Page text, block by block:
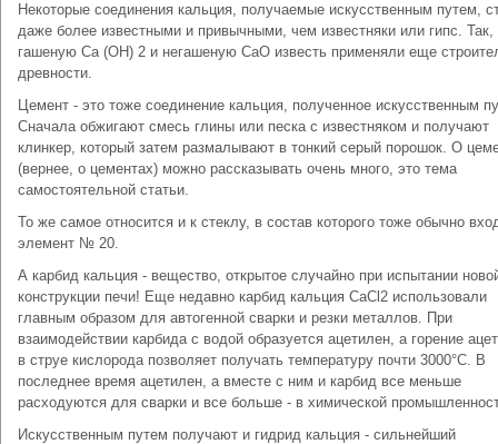
Некоторые соединения кальция, получаемые искусственным путем,
даже более известными и привычными, чем известняки или гипс. Так,
гашеную Са (OH) 2 и негашеную СаО известь применяли еще
древности.
Цемент - это тоже соединение кальция, полученное искусственным
Сначала обжигают смесь глины или песка с известняком и получают
клинкер, который затем размалывают в тонкий серый порошок. О
(вернее, о цементах) можно рассказывать очень много, это тема
самостоятельной статьи.
То же самое относится и к стеклу, в состав которого тоже обычно
элемент № 20.
А карбид кальция - вещество, открытое случайно при испытании
конструкции печи! Еще недавно карбид кальция CaCl2 использовали
главным образом для автогенной сварки и резки металлов. При
взаимодействии карбида с водой образуется ацетилен, а горение
в струе кислорода позволяет получать температуру почти 3000°C. В
последнее время ацетилен, а вместе с ним и карбид все меньше
расходуются для сварки и все больше - в химической
Искусственным путем получают и гидрид кальция - сильнейший